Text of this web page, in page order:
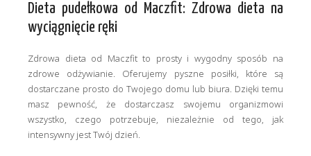
Dieta pudełkowa od Maczfit: Zdrowa dieta na
wyciągnięcie ręki
Zdrowa dieta od Maczfit to prosty i wygodny sposób na
zdrowe odżywianie. Oferujemy pyszne posiłki, które są
dostarczane prosto do Twojego domu lub biura. Dzięki temu
masz pewność, że dostarczasz swojemu organizmowi
wszystko, czego potrzebuje, niezależnie od tego, jak
intensywny jest Twój dzień.